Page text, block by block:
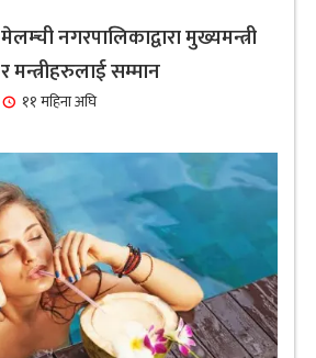
मेलम्ची नगरपालिकाद्वारा मुख्यमन्त्री
र मन्त्रीहरुलाई सम्मान
११ महिना अघि